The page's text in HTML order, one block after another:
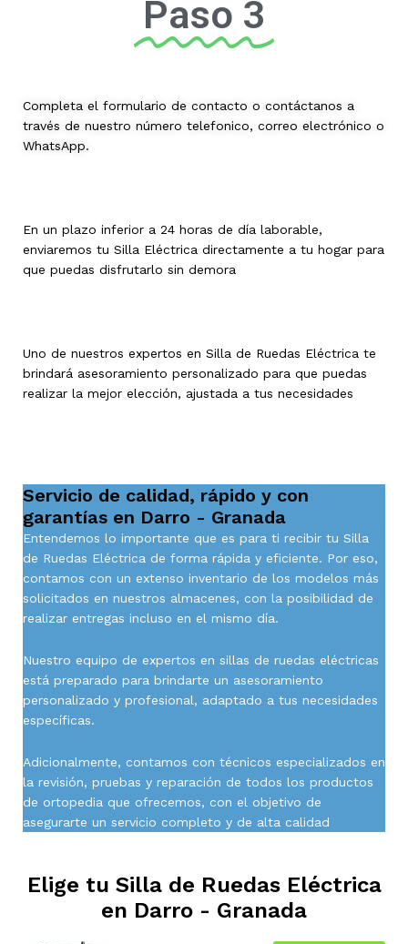
Paso 3
Completa el formulario de contacto o contáctanos a
través de nuestro número telefonico, correo electrónico o
WhatsApp.
En un plazo inferior a 24 horas de día laborable,
enviaremos tu Silla Eléctrica directamente a tu hogar para
que puedas disfrutarlo sin demora
Uno de nuestros expertos en Silla de Ruedas Eléctrica te
brindará asesoramiento personalizado para que puedas
realizar la mejor elección, ajustada a tus necesidades
Servicio de calidad, rápido y con
garantías en Darro - Granada
Entendemos lo importante que es para ti recibir tu Silla
de Ruedas Eléctrica de forma rápida y eficiente. Por eso,
contamos con un extenso inventario de los modelos más
solicitados en nuestros almacenes, con la posibilidad de
realizar entregas incluso en el mismo día.
Nuestro equipo de expertos en sillas de ruedas eléctricas
está preparado para brindarte un asesoramiento
personalizado y profesional, adaptado a tus necesidades
específicas.
Adicionalmente, contamos con técnicos especializados en
la revisión, pruebas y reparación de todos los productos
de ortopedia que ofrecemos, con el objetivo de
asegurarte un servicio completo y de alta calidad
Elige tu Silla de Ruedas Eléctrica
en Darro - Granada